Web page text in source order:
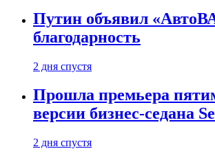
Путин объявил
благодарность
2 дня спустя
Прошла премьера
версии бизнес-седана
2 дня спустя